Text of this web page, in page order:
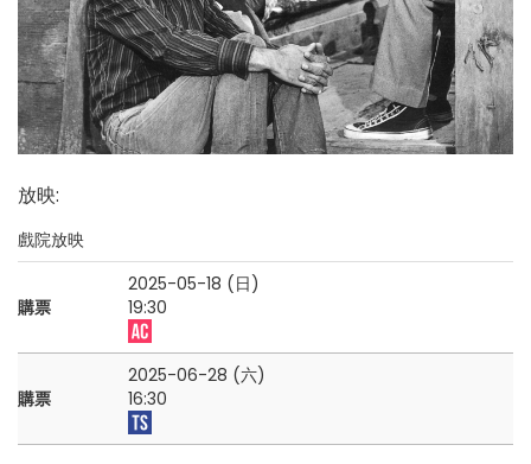
放映:
戲院放映
購票
2025-05-18 (日)
19:30
購票
2025-06-28 (六)
16:30